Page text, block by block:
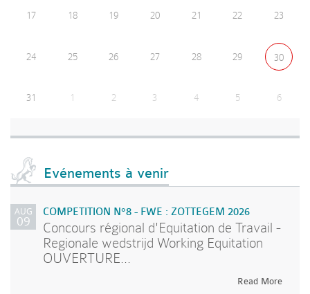
17 18 19 20 21 22 23
24 25 26 27 28 29 30
31 1 2 3 4 5 6
Evénements à venir
AUG
09
COMPETITION N°8 - FWE : ZOTTEGEM 2026
Concours régional d'Equitation de Travail -
Regionale wedstrijd Working Equitation
OUVERTURE...
Read More